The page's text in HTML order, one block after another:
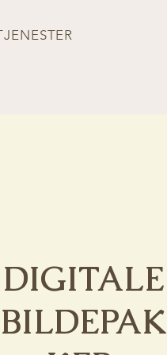
DIGITALE
BILDEPAK